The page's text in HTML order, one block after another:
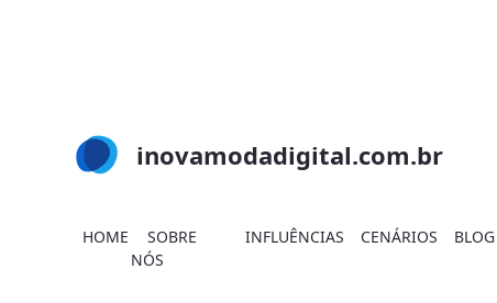
inovamodadigital.com.br
HOME
SOBRE
NÓS
INFLUÊNCIAS CENÁRIOS BLOG